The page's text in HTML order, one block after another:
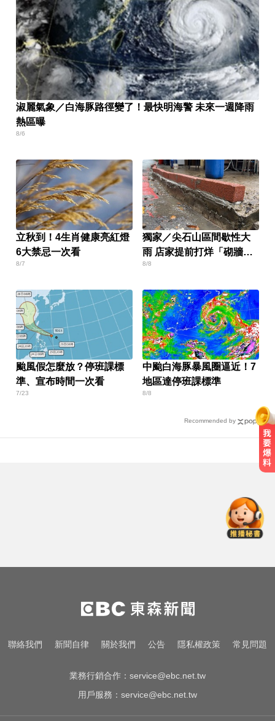
淑麗氣象／白海豚路徑變了！最快明海警 未來一週降雨
熱區曝
8/6
立秋到！4生肖健康亮紅燈
6大禁忌一次看
8/7
獨家／尖石山區間歇性大
雨 店家提前打烊「砌牆防
颱」
8/8
颱風假怎麼放？停班課標
準、宣布時間一次看
7/23
中颱白海豚暴風圈逼近！7
地區達停班課標準
8/8
Recommended by
蔡裕昌罹癌 享壽71歲
五角大廈再公開UFO檔案 飛官阿富
汗驚見「巨大三角形」
隔夜菜藏致命危機？醫揭預防食物
聯絡我們 新聞自律 關於我們 公告 隱私權政策 常見問題
業務行銷合作： service@ebc.net.tw
用戶服務： service@ebc.net.tw